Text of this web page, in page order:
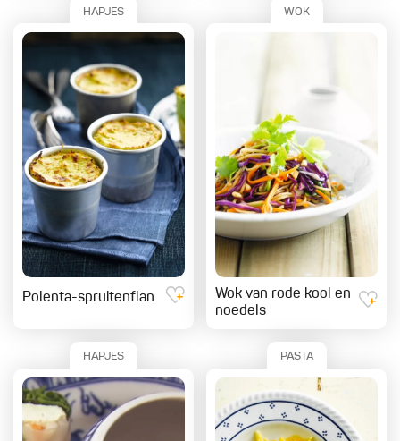
HAPJES
Polenta-spruitenflan
WOK
Wok van rode kool en
noedels
HAPJES PASTA